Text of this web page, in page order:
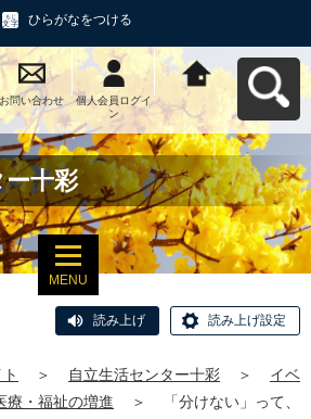
ひらがなをつける
お問い合わせ
個人会員ログイ
ン
とよた市民活動
情報サイトへ戻
る
ー十彩
MENU
読み上げ 読み上げ設定
＞ 自立生活センター十彩 ＞
イベ
療・福祉の増進 ＞
「分けない」って、